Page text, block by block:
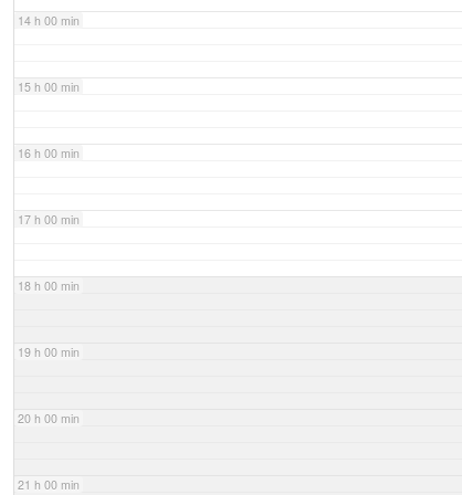
14 h 00 min
15 h 00 min
16 h 00 min
17 h 00 min
18 h 00 min
19 h 00 min
20 h 00 min
21 h 00 min